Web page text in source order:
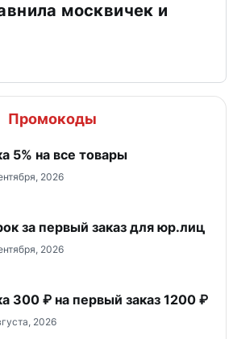
москвичек и
Промокоды
5% на все товары
2026
за первый заказ для юр.лиц
2026
300 ₽ на первый заказ 1200 ₽
2026